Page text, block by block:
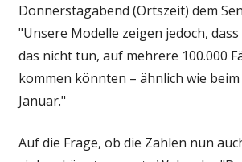
Donnerstagabend (Ortszeit) dem
"Unsere Modelle zeigen jedoch,
das nicht tun, auf mehrere 100.000
kommen könnten – ähnlich wie
Januar."
Auf die Frage, ob die Zahlen nun